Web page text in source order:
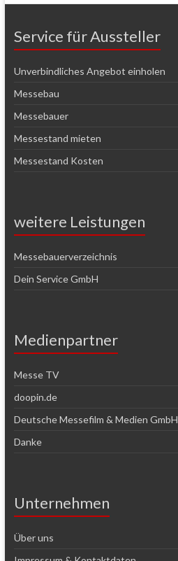
Service für Aussteller
Unverbindliches Angebot einholen
Messebau
Messebauer
Messestand mieten
Messestand Kosten
weitere Leistungen
Messebauerverzeichnis
Dein Service GmbH
Medienpartner
Messe TV
doopin.de
Deutsche Messefilm & Medien GmbH
Danke
Unternehmen
Über uns